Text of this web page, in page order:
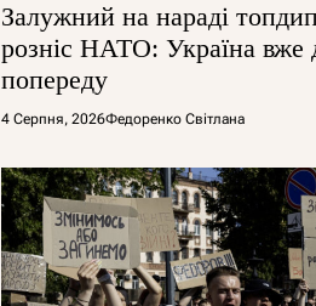
Залужний на нараді
розніс НАТО: Україна вже
попереду
4 Серпня, 2026Федоренко Світлана